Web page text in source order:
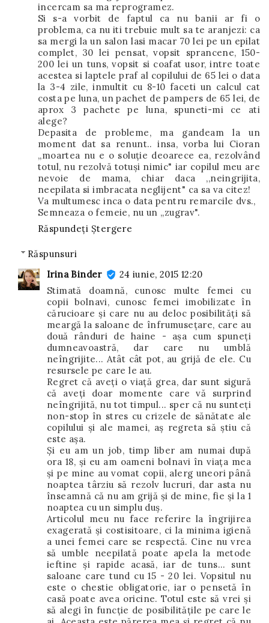
incercam sa ma reprogramez.
Si s-a vorbit de faptul ca nu banii ar fi o
problema, ca nu iti trebuie mult sa te aranjezi: ca
sa mergi la un salon lasi macar 70 lei pe un epilat
complet, 30 lei pensat, vopsit sprancene, 150-
200 lei un tuns, vopsit si coafat usor, intre toate
acestea si laptele praf al copilului de 65 lei o data
la 3-4 zile, inmultit cu 8-10 faceti un calcul cat
costa pe luna, un pachet de pampers de 65 lei, de
aprox 3 pachete pe luna, spuneti-mi ce ati
alege?
Depasita de probleme, ma gandeam la un
moment dat sa renunt.. insa, vorba lui Cioran
,,moartea nu e o soluţie deoarece ea, rezolvând
totul, nu rezolvă totuşi nimic" iar copilul meu are
nevoie de mama, chiar daca ,,neingrijita,
neepilata si imbracata neglijent" ca sa va citez!
Va multumesc inca o data pentru remarcile dvs.,
Semneaza o femeie, nu un ,,zugrav".
Răspundeți Ștergere
Răspunsuri
Irina Binder
24 iunie, 2015 12:20
Stimată doamnă, cunosc multe femei cu
copii bolnavi, cunosc femei imobilizate în
cărucioare și care nu au deloc posibilități să
meargă la saloane de înfrumusețare, care au
două rânduri de haine - așa cum spuneți
dumneavoastră, dar care nu umblă
neîngrijite... Atât cât pot, au grijă de ele. Cu
resursele pe care le au.
Regret că aveți o viață grea, dar sunt sigură
că aveți doar momente care vă surprind
neîngrijită, nu tot timpul... sper că nu sunteți
non-stop în stres cu crizele de sănătate ale
copilului și ale mamei, aș regreta să știu că
este așa.
Și eu am un job, timp liber am numai după
ora 18, și eu am oameni bolnavi în viața mea
și pe mine au vomat copii, alerg uneori până
noaptea târziu să rezolv lucruri, dar asta nu
înseamnă că nu am grijă și de mine, fie și la 1
noaptea cu un simplu duș.
Articolul meu nu face referire la îngrijirea
exagerată și costisitoare, ci la minima igienă
a unei femei care se respectă. Cine nu vrea
să umble neepilată poate apela la metode
ieftine și rapide acasă, iar de tuns... sunt
saloane care tund cu 15 - 20 lei. Vopsitul nu
este o chestie obligatorie, iar o pensetă în
casă poate avea oricine. Totul este să vrei și
să alegi în funcție de posibilitățile pe care le